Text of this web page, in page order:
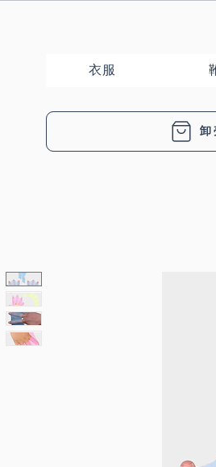
衣服
卸